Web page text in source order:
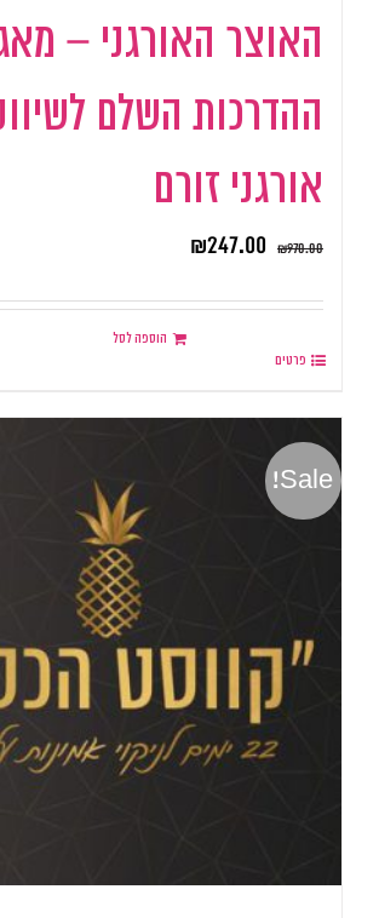
האוצר האורגני –
ההדרכות השלם
אורגני זורם
₪970.00
₪247.00
הוספה לסל
פרטים
Sale!